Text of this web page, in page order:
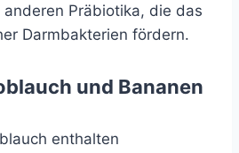
anderen Präbiotika, die das
Darmbakterien fördern.
und Bananen
enthalten